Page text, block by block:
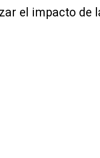
el impacto de